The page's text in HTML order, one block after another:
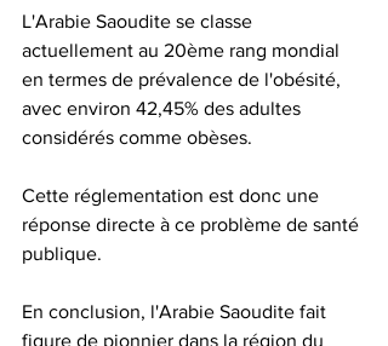
L'Arabie Saoudite se classe
actuellement au 20ème rang mondial
en termes de prévalence de l'obésité,
avec environ 42,45% des adultes
considérés comme obèses.
Cette réglementation est donc une
réponse directe à ce problème de santé
publique.
En conclusion, l'Arabie Saoudite fait
figure de pionnier dans la région du